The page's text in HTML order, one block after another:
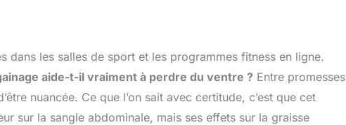
les salles de sport et les programmes fitness en ligne.
aide-t-il vraiment à perdre du ventre ? Entre promesses
nuancée. Ce que l’on sait avec certitude, c’est que cet
sur la sangle abdominale, mais ses effets sur la graisse